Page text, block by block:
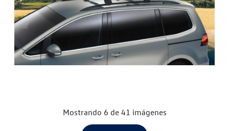
Mostrando 6 de 41 imágenes